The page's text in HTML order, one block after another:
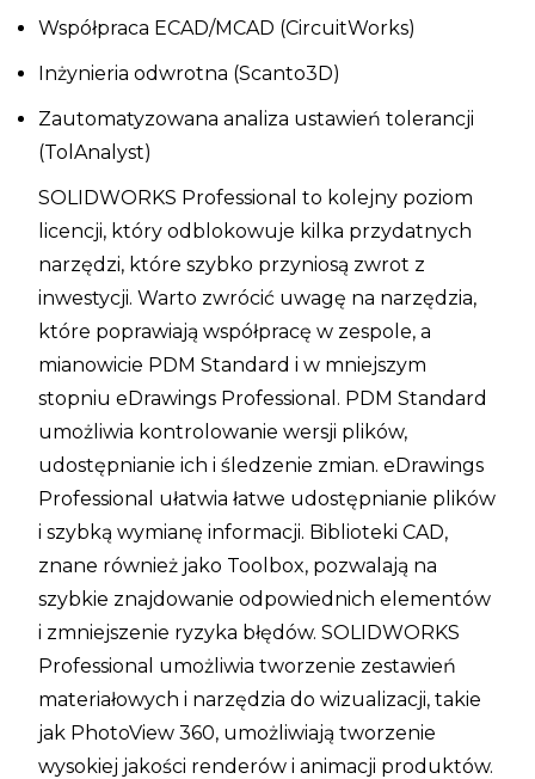
Współpraca ECAD/MCAD (CircuitWorks)
Inżynieria odwrotna (Scanto3D)
Zautomatyzowana analiza ustawień tolerancji
(TolAnalyst)
SOLIDWORKS Professional to kolejny poziom
licencji, który odblokowuje kilka przydatnych
narzędzi, które szybko przyniosą zwrot z
inwestycji. Warto zwrócić uwagę na narzędzia,
które poprawiają współpracę w zespole, a
mianowicie PDM Standard i w mniejszym
stopniu eDrawings Professional. PDM Standard
umożliwia kontrolowanie wersji plików,
udostępnianie ich i śledzenie zmian. eDrawings
Professional ułatwia łatwe udostępnianie plików
i szybką wymianę informacji. Biblioteki CAD,
znane również jako Toolbox, pozwalają na
szybkie znajdowanie odpowiednich elementów
i zmniejszenie ryzyka błędów. SOLIDWORKS
Professional umożliwia tworzenie zestawień
materiałowych i narzędzia do wizualizacji, takie
jak PhotoView 360, umożliwiają tworzenie
wysokiej jakości renderów i animacji produktów.